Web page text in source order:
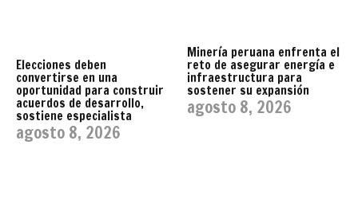
Elecciones deben
convertirse en una
oportunidad para construir
acuerdos de desarrollo,
sostiene especialista
agosto 8, 2026
Minería peruana enfrenta el
reto de asegurar energía e
infraestructura para
sostener su expansión
agosto 8, 2026